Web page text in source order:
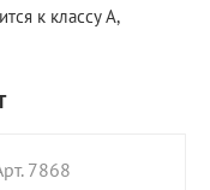
к классу А,